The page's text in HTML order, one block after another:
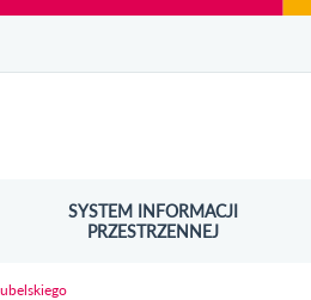
SYSTEM INFORMACJI
PRZESTRZENNEJ
OTWORZY SIĘ W NOWYM